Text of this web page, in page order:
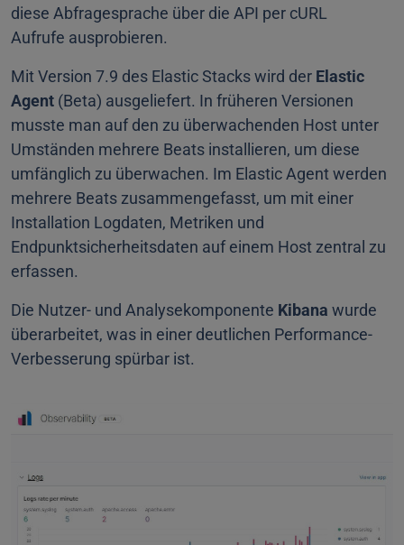
diese Abfragesprache über die API per cURL
Aufrufe ausprobieren.
Mit Version 7.9 des Elastic Stacks wird der Elastic
Agent (Beta) ausgeliefert. In früheren Versionen
musste man auf den zu überwachenden Host unter
Umständen mehrere Beats installieren, um diese
umfänglich zu überwachen. Im Elastic Agent werden
mehrere Beats zusammengefasst, um mit einer
Installation Logdaten, Metriken und
Endpunktsicherheitsdaten auf einem Host zentral zu
erfassen.
Die Nutzer- und Analysekomponente Kibana wurde
überarbeitet, was in einer deutlichen Performance-
Verbesserung spürbar ist.